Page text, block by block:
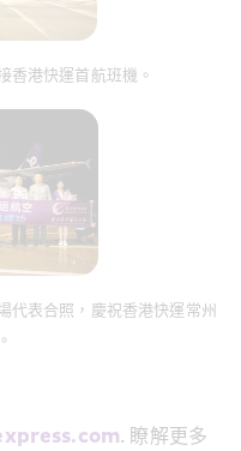
香港快運首航班機。
代表合照，慶祝香港快運常州
. 瞭解更多